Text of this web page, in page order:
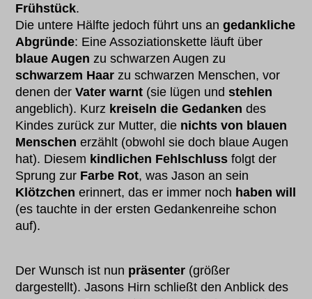
Frühstück.
Die untere Hälfte jedoch führt uns angedankliche
Abgründe: Eine Assoziationskette läuft über
blaue Augen zu schwarzen Augen zu
schwarzem Haar zu schwarzen Menschen, vor
denen derVater warnt (sie lügen undstehlen
angeblich). Kurz kreiseln die Gedanken des
Kindes zurück zur Mutter, die nichts von blauen
Menschen erzählt (obwohl sie doch blaue Augen
hat). Diesem kindlichen Fehlschluss folgt der
Sprung zur Farbe Rot, was Jason an sein
Klötzchen erinnert, das er immer noch haben will
(es tauchte in der ersten Gedankenreihe schon
auf).
Der Wunsch ist nun präsenter (größer
dargestellt). Jasons Hirn schließt den Anblick des